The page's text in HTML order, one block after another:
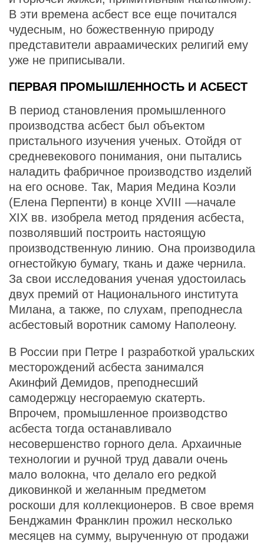
В эти времена асбест все еще почитался
чудесным, но божественную природу
представители авраамических религий ему
уже не приписывали.
ПЕРВАЯ ПРОМЫШЛЕННОСТЬ И АСБЕСТ
В период становления промышленного
производства асбест был объектом
пристального изучения ученых. Отойдя от
средневекового понимания, они пытались
наладить фабричное производство изделий
на его основе. Так, Мария Медина Коэли
(Елена Перпенти) в конце XVIII —начале
XIX вв. изобрела метод прядения асбеста,
позволявший построить настоящую
производственную линию. Она производила
огнестойкую бумагу, ткань и даже чернила.
За свои исследования ученая удостоилась
двух премий от Национального института
Милана, а также, по слухам, преподнесла
асбестовый воротник самому Наполеону.
В России при Петре I разработкой уральских
месторождений асбеста занимался
Акинфий Демидов, преподнесший
самодержцу несгораемую скатерть.
Впрочем, промышленное производство
асбеста тогда останавливало
несовершенство горного дела. Архаичные
технологии и ручной труд давали очень
мало волокна, что делало его редкой
диковинкой и желанным предметом
роскоши для коллекционеров. В свое время
Бенджамин Франклин прожил несколько
месяцев на сумму, вырученную от продажи